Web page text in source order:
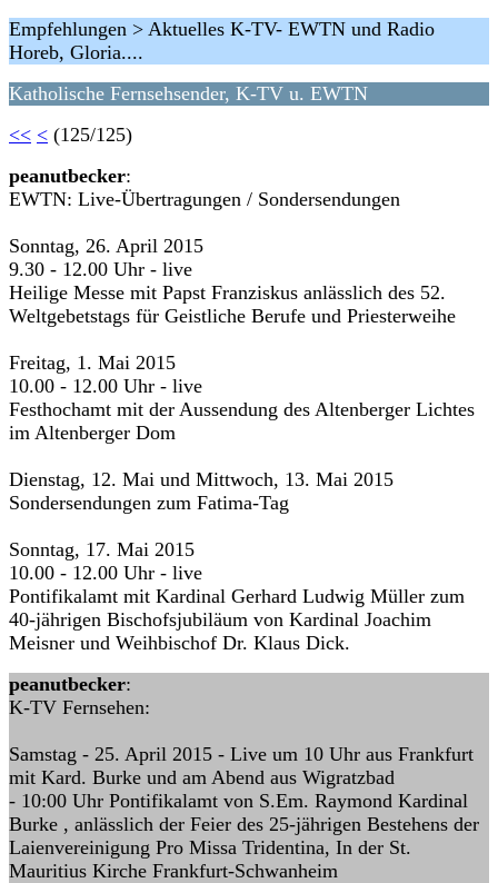
Empfehlungen > Aktuelles K-TV- EWTN und Radio
Horeb, Gloria....
Katholische Fernsehsender, K-TV u. EWTN
<< < (125/125)
peanutbecker:
EWTN: Live-Übertragungen / Sondersendungen
Sonntag, 26. April 2015
9.30 - 12.00 Uhr - live
Heilige Messe mit Papst Franziskus anlässlich des 52.
Weltgebetstags für Geistliche Berufe und Priesterweihe
Freitag, 1. Mai 2015
10.00 - 12.00 Uhr - live
Festhochamt mit der Aussendung des Altenberger Lichtes
im Altenberger Dom
Dienstag, 12. Mai und Mittwoch, 13. Mai 2015
Sondersendungen zum Fatima-Tag
Sonntag, 17. Mai 2015
10.00 - 12.00 Uhr - live
Pontifikalamt mit Kardinal Gerhard Ludwig Müller zum
40-jährigen Bischofsjubiläum von Kardinal Joachim
Meisner und Weihbischof Dr. Klaus Dick.
peanutbecker:
K-TV Fernsehen:
Samstag - 25. April 2015 - Live um 10 Uhr aus Frankfurt
mit Kard. Burke und am Abend aus Wigratzbad
- 10:00 Uhr Pontifikalamt von S.Em. Raymond Kardinal
Burke , anlässlich der Feier des 25-jährigen Bestehens der
Laienvereinigung Pro Missa Tridentina, In der St.
Mauritius Kirche Frankfurt-Schwanheim